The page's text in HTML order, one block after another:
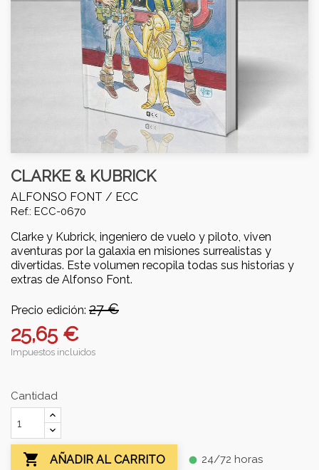
CLARKE & KUBRICK
ALFONSO FONT / ECC
Ref.: ECC-0670
Clarke y Kubrick, ingeniero de vuelo y piloto, viven
aventuras por la galaxia en misiones surrealistas y
divertidas. Este volumen recopila todas sus historias y
extras de Alfonso Font.
Precio edición: 27 €
25,65 €
Impuestos incluidos
Cantidad
 AÑADIR AL CARRITO fiber_manual_record 24/72 horas